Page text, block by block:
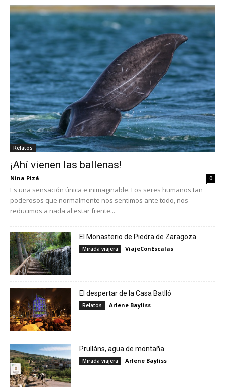
Relatos
¡Ahí vienen las ballenas!
Nina Pizá 0
Es una sensación única e inimaginable. Los seres humanos tan
poderosos que normalmente nos sentimos ante todo, nos
reducimos a nada al estar frente...
El Monasterio de Piedra de Zaragoza
Mirada viajera ViajeConEscalas
El despertar de la Casa Batlló
Relatos Arlene Bayliss
Prulláns, agua de montaña
Mirada viajera Arlene Bayliss